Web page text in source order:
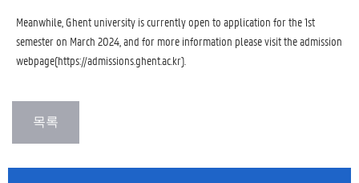
Meanwhile, Ghent university is currently open to application for the 1st
semester on March 2024, and for more information please visit the admission
webpage(https://admissions.ghent.ac.kr).